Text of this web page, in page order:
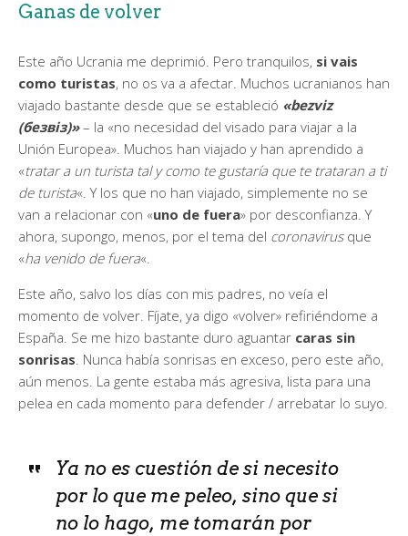
Ganas de volver
Este año Ucrania me deprimió. Pero tranquilos, si vais
como turistas, no os va a afectar. Muchos ucranianos han
viajado bastante desde que se estableció «bezviz
(безвіз)»– la «no necesidad del visado para viajar a la
Unión Europea». Muchos han viajado y han aprendido a
«tratar a un turista tal y como te gustaría que te trataran a ti
de turista«. Y los que no han viajado, simplemente no se
van a relacionar con «uno de fuera» por desconfianza. Y
ahora, supongo, menos, por el tema del coronavirusque
«ha venido de fuera«.
Este año, salvo los días con mis padres, no veía el
momento de volver. Fíjate, ya digo «volver» refiriéndome a
España. Se me hizo bastante duro aguantar caras sin
sonrisas. Nunca había sonrisas en exceso, pero este año,
aún menos. La gente estaba más agresiva, lista para una
pelea en cada momento para defender / arrebatar lo suyo.
Ya no es cuestión de si necesito
por lo que me peleo, sino que si
no lo hago, me tomarán por